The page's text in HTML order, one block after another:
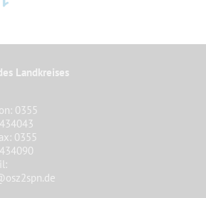
Landkreises
0355
0355